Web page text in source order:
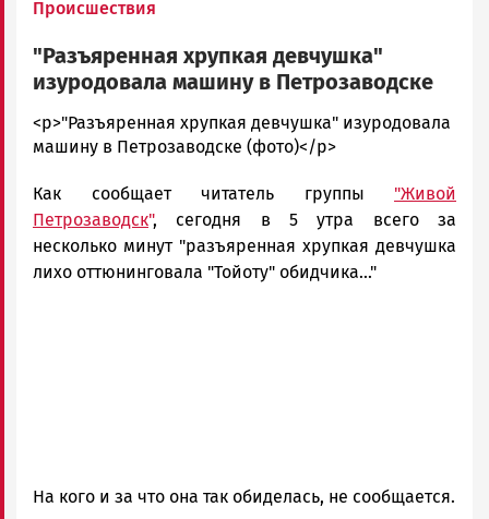
Происшествия
"Разъяренная хрупкая девчушка"
изуродовала машину в Петрозаводске
admintimur
Новости
и
Карелии
|
Петрозаводск
<p>"Разъяренная хрупкая девчушка" изуродовала
машину в Петрозаводске (фото)</p>
Как сообщает читатель группы "Живой
Петрозаводск", сегодня в 5 утра всего за
несколько минут "разъяренная хрупкая девчушка
лихо оттюнинговала "Тойоту" обидчика..."
На кого и за что она так обиделась, не сообщается.